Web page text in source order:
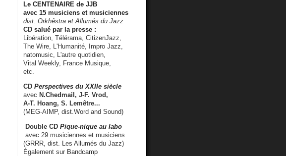
Le CENTENAIRE de JJB
avec 15 musiciens et musiciennes
dist. Orkhêstra et Allumés du Jazz
CD salué par la presse :
Libération, Télérama, CitizenJazz,
The Wire, L'Humanité, Impro Jazz,
natomusic, L'autre quotidien,
Vital Weekly, France Musique,
etc.
CD Perspectives du XXIIe siècle
avec N.Chedmail, J-F. Vrod,
A-T. Hoang, S. Lemêtre...
(MEG-AIMP, dist.Word and Sound)
Double CD Pique-nique au labo
avec 29 musiciennes et musiciens
(GRRR, dist. Les Allumés du Jazz)
Également sur Bandcamp